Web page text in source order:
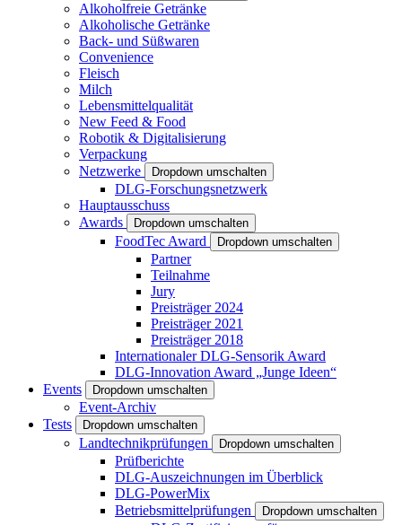
Alkoholfreie Getränke
Alkoholische Getränke
Back- und Süßwaren
Convenience
Fleisch
Milch
Lebensmittelqualität
New Feed & Food
Robotik & Digitalisierung
Verpackung
Netzwerke
Dropdown umschalten
DLG-Forschungsnetzwerk
Hauptausschuss
Awards
Dropdown umschalten
FoodTec Award Dropdown umschalten
Partner
Teilnahme
Jury
Preisträger 2024
Preisträger 2021
Preisträger 2018
Internationaler DLG-Sensorik Award
DLG-Innovation Award „Junge Ideen“
Events
Dropdown umschalten
Event-Archiv
Tests
Dropdown umschalten
Landtechnikprüfungen Dropdown umschalten
Prüfberichte
DLG-Auszeichnungen im Überblick
DLG-PowerMix
Betriebsmittelprüfungen
Dropdown umschalten